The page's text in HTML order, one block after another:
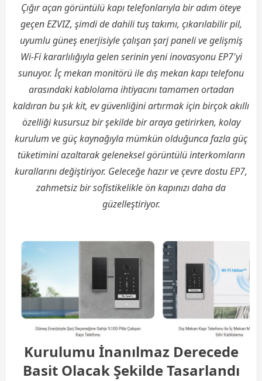
Çığır açan görüntülü kapı telefonlarıyla bir adım öteye
geçen EZVIZ, şimdi de dahili tuş takımı, çıkarılabilir pil,
uyumlu güneş enerjisiyle çalışan şarj paneli ve gelişmiş
Wi-Fi kararlılığıyla gelen serinin yeni inovasyonu EP7'yi
sunuyor. İç mekanmonitörü ile dış mekan kapı telefonu
arasındaki kablolama ihtiyacını tamamen ortadan
kaldıran bu şık kit, ev güvenliğini artırmak için birçok akıllı
özelliği kusursuz bir şekilde bir araya getirirken, kolay
kurulum ve güç kaynağıyla mümkün olduğunca fazla güç
tüketimini azaltarak geleneksel görüntülü interkomların
kurallarını değiştiriyor. Geleceğe hazır ve çevre dostu EP7,
zahmetsiz bir sofistikelikle ön kapınızı daha da
güzelleştiriyor.
Kurulumu İnanılmaz Derecede
Basit Olacak Şekilde Tasarlandı